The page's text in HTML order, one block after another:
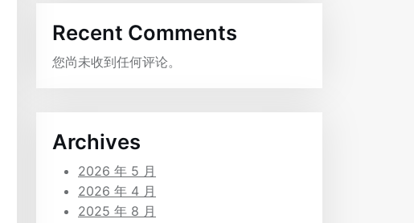
Recent Comments
您尚未收到任何评论。
Archives
2026 年 5 月
2026 年 4 月
2025 年 8 月